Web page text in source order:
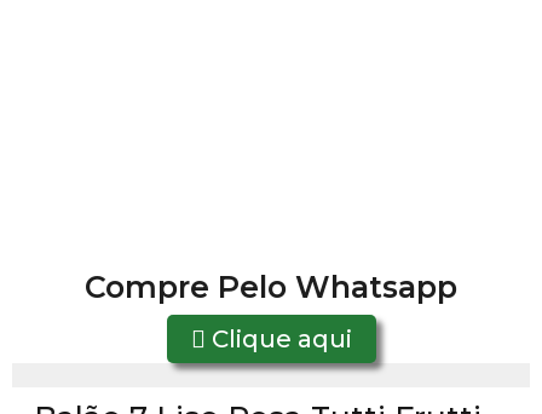
Compre Pelo Whatsapp
Clique aqui